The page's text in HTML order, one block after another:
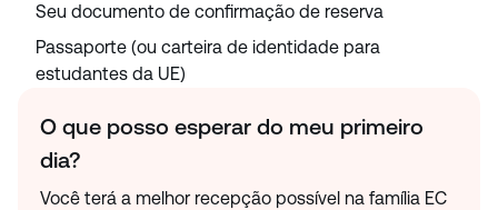
Seu documento de confirmação de reserva
Passaporte (ou carteira de identidade para
estudantes da UE)
O que posso esperar do meu primeiro
dia?
Você terá a melhor recepção possível na família EC